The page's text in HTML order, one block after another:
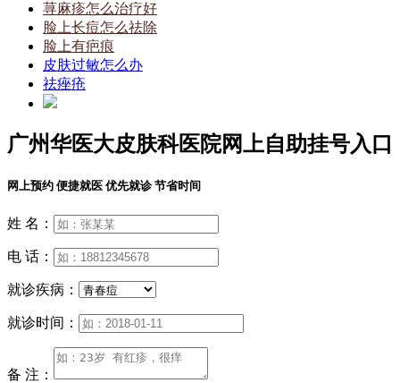
荨麻疹怎么治疗好
脸上长痘怎么祛除
脸上有疤痕
皮肤过敏怎么办
祛痤疮
广州华医大皮肤科医院网上自助挂号入口
网上预约 便捷就医 优先就诊 节省时间
姓 名：
电 话：
就诊疾病：
就诊时间：
备 注：